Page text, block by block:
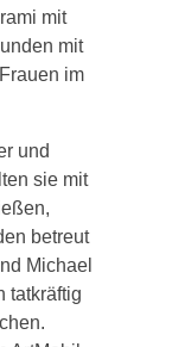
mit
mit
im
und
sie mit
betreut
Michael
tatkräftig